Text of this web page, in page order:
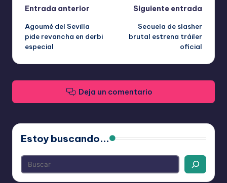
Navegación
de
entradas
Entrada anterior
Agoumé del Sevilla
pide revancha en derbi
especial
Siguiente entrada
Secuela de slasher
brutal estrena tráiler
oficial
Deja un comentario
Estoy buscando...